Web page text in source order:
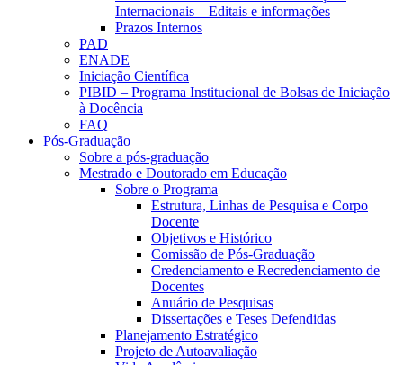
Internacionais – Editais e informações
Prazos Internos
PAD
ENADE
Iniciação Científica
PIBID – Programa Institucional de Bolsas de Iniciação
à Docência
FAQ
Pós-Graduação
Sobre a pós-graduação
Mestrado e Doutorado em Educação
Sobre o Programa
Estrutura, Linhas de Pesquisa e Corpo
Docente
Objetivos e Histórico
Comissão de Pós-Graduação
Credenciamento e Recredenciamento de
Docentes
Anuário de Pesquisas
Dissertações e Teses Defendidas
Planejamento Estratégico
Projeto de Autoavaliação